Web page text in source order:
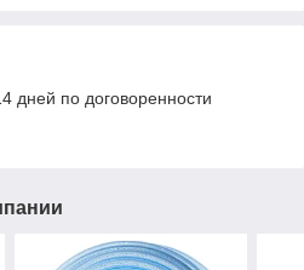
дней по договоренности